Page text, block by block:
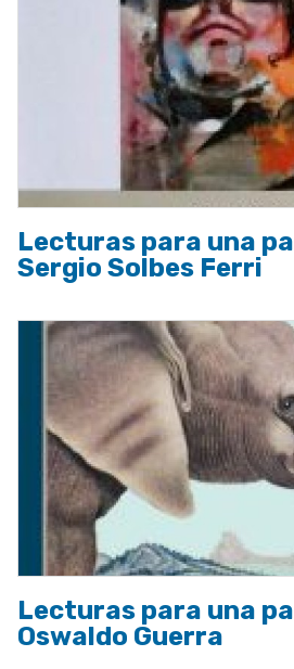
Lecturas para una
Sergio Solbes Ferri
Lecturas para una
Oswaldo Guerra